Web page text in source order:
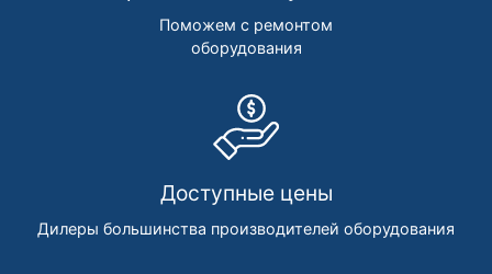
Поможем с ремонтом
оборудования
Доступные цены
Дилеры большинства производителей оборудования